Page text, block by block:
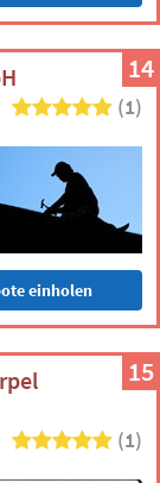
14
(1)
einholen
15
(1)